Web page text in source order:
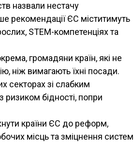
назвали нестачу
рекомендації ЄС міститимуть
STEM-компетенціях та
громадяни країн, які не
ніж вимагають їхні посади.
секторах зі слабким
бідності, попри
країни ЄС до реформ,
місць та зміцнення систем